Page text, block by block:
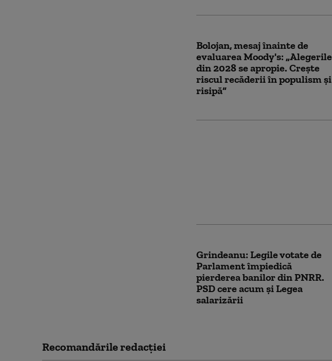
Bolojan, mesaj înainte de
evaluarea Moody's: „Alegerile
din 2028 se apropie. Crește
riscul recăderii în populism și
risipă”
Grindeanu: Legile votate de
Parlament împiedică
pierderea banilor din PNRR.
PSD cere acum și Legea
salarizării
Recomandările redacţiei